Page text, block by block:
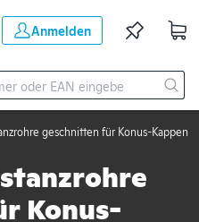
Anmelden
geschnitten für Konus-Kappen
Konus-